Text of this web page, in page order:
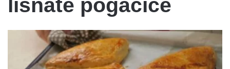
lisnate pogacice